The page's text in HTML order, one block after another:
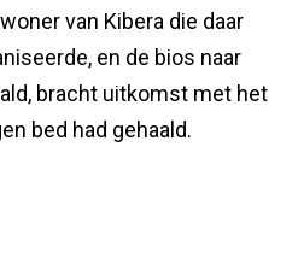
van Kibera die daar
en de bios naar
bracht uitkomst met het
bed had gehaald.